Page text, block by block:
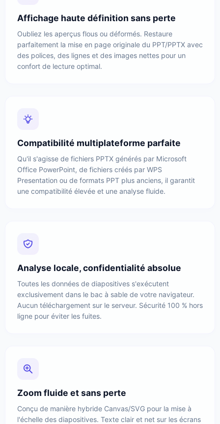
Affichage haute définition sans perte
Oubliez les aperçus flous ou déformés. Restaure
parfaitement la mise en page originale du PPT/PPTX avec
des polices, des lignes et des images nettes pour un
confort de lecture optimal.
Compatibilité multiplateforme parfaite
Qu'il s'agisse de fichiers PPTX générés par Microsoft
Office PowerPoint, de fichiers créés par WPS
Presentation ou de formats PPT plus anciens, il garantit
une compatibilité élevée et une analyse fluide.
Analyse locale, confidentialité absolue
Toutes les données de diapositives s'exécutent
exclusivement dans le bac à sable de votre navigateur.
Aucun téléchargement sur le serveur. Sécurité 100 % hors
ligne pour éviter les fuites.
Zoom fluide et sans perte
Conçu de manière hybride Canvas/SVG pour la mise à
l'échelle des diapositives. Texte clair et net sur les écrans